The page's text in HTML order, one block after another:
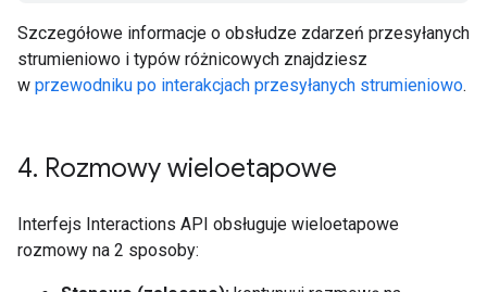
Szczegółowe informacje o obsłudze zdarzeń przesyłanych
strumieniowo i typów różnicowych znajdziesz
w przewodniku po interakcjach przesyłanych strumieniowo.
4. Rozmowy wieloetapowe
Interfejs Interactions API obsługuje wieloetapowe
rozmowy na 2 sposoby: